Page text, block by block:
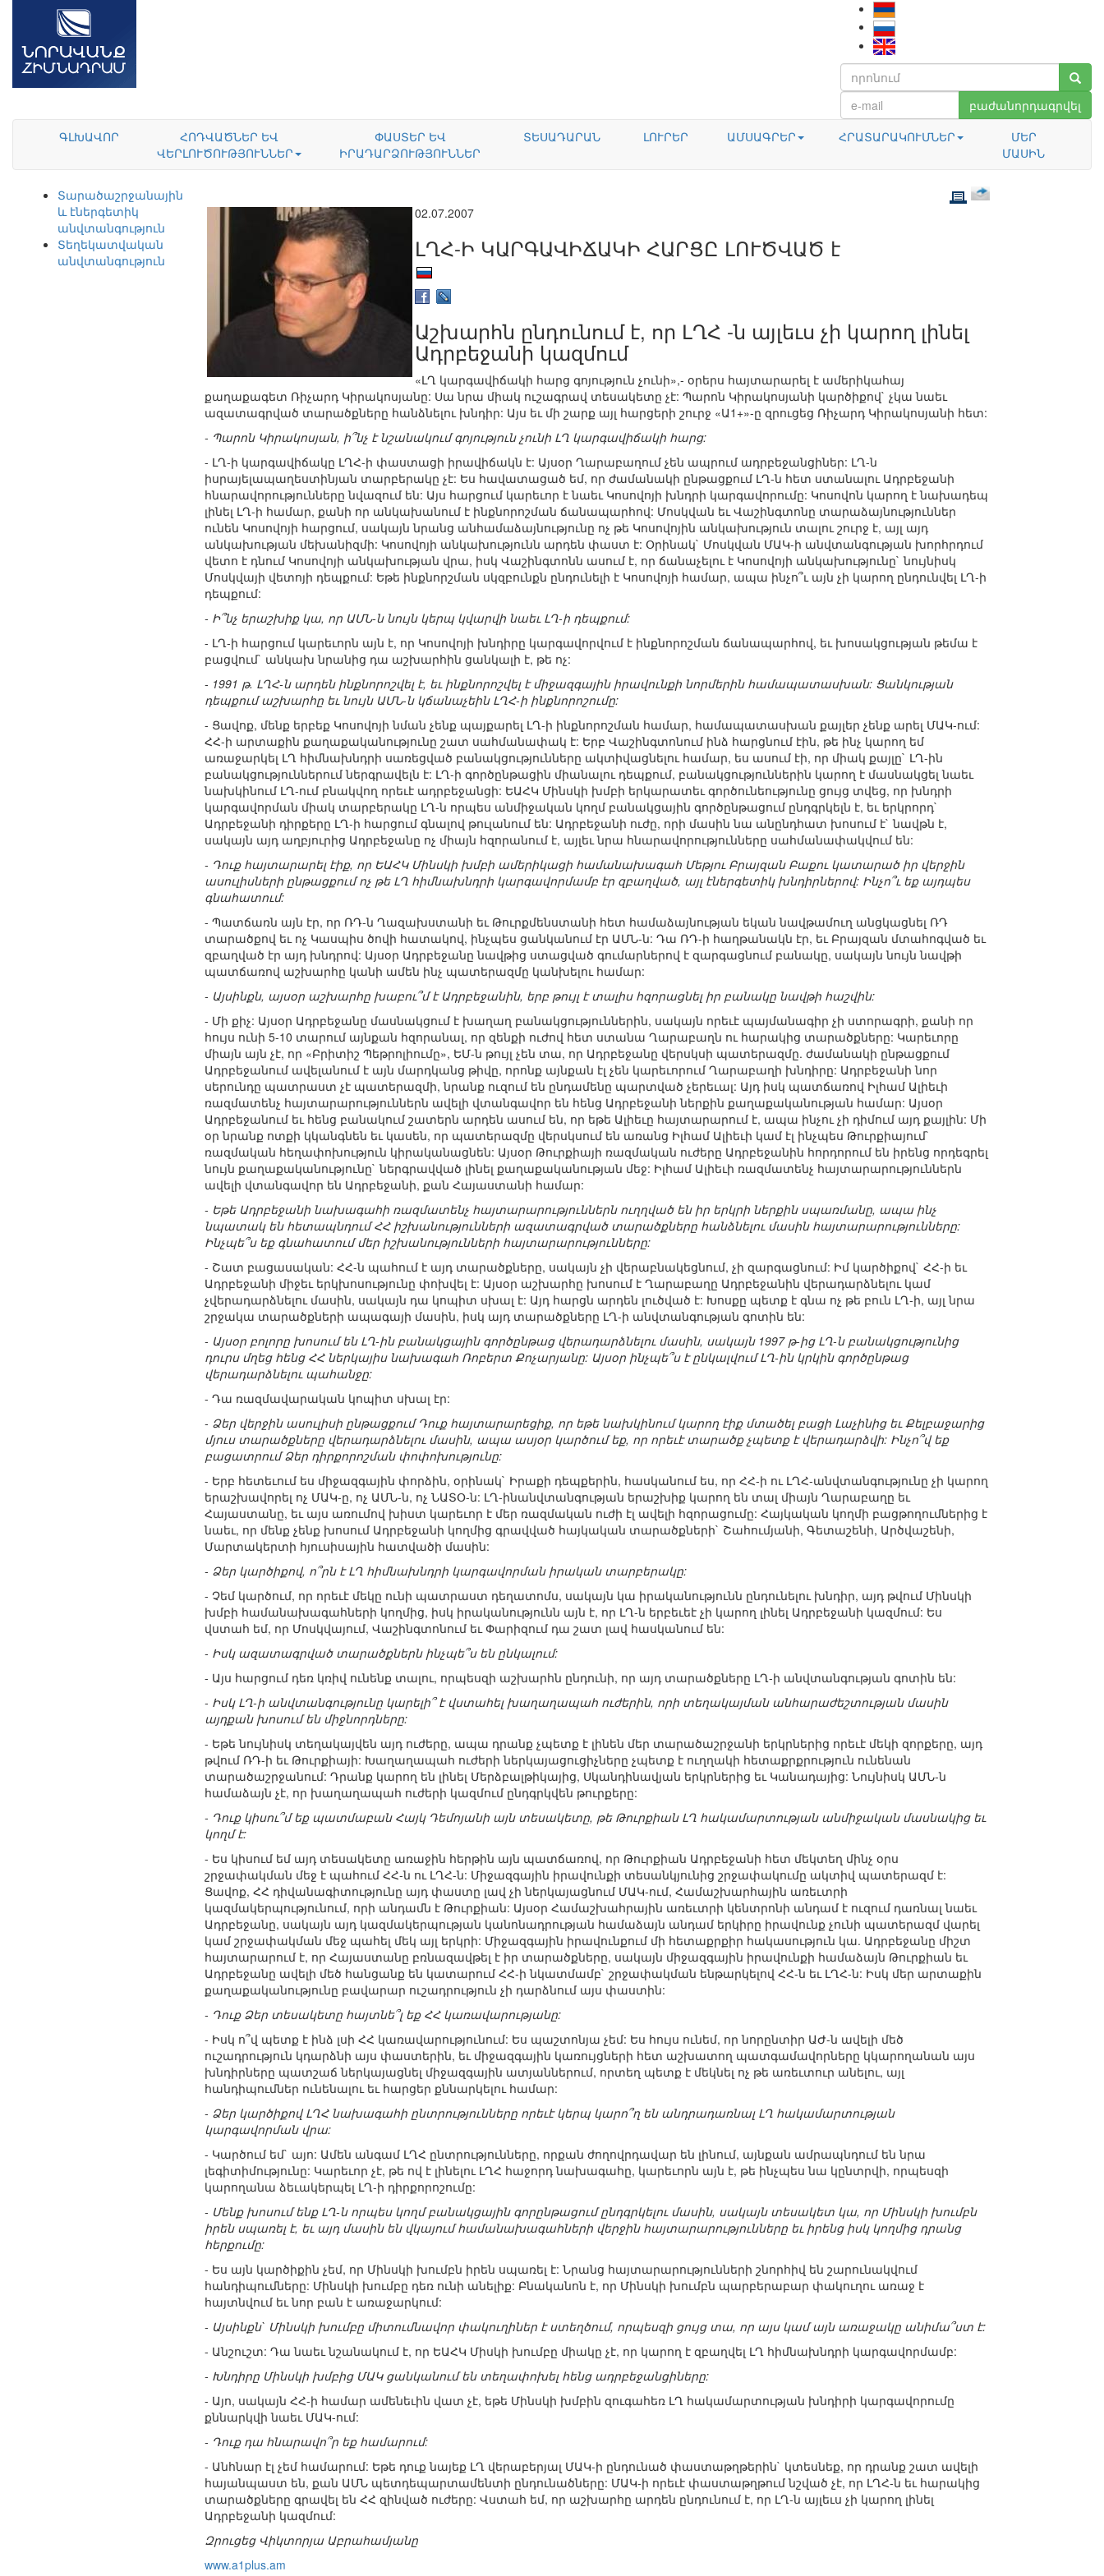
բաժանորդագրվել
ԳԼԽԱՎՈՐ
ՀՈԴՎԱԾՆԵՐ ԵՎ
ՎԵՐԼՈՒԾՈՒԹՅՈՒՆՆԵՐ
ՓԱՍՏԵՐ ԵՎ
ԻՐԱԴԱՐՁՈՒԹՅՈՒՆՆԵՐ
ՏԵՍԱԴԱՐԱՆ ԼՈՒՐԵՐ ԱՄՍԱԳՐԵՐ ՀՐԱՏԱՐԱԿՈՒՄՆԵՐ
ՄԵՐ
ՄԱՍԻՆ
Տարածաշրջանային
և էներգետիկ
անվտանգություն
Տեղեկատվական
անվտանգություն
02.07.2007
ԼՂՀ-Ի ԿԱՐԳԱՎԻՃԱԿԻ ՀԱՐՑԸ ԼՈՒԾՎԱԾ է
Աշխարհն ընդունում է, որ ԼՂՀ -ն այլեւս չի կարող լինել
Ադրբեջանի կազմում
«ԼՂ կարգավիճակի հարց գոյություն չունի»,- օրերս հայտարարել է ամերիկահայ
քաղաքագետ Ռիչարդ Կիրակոսյանը: Սա նրա միակ ուշագրավ տեսակետը չէ: Պարոն Կիրակոսյանի կարծիքով` չկա նաեւ
ազատագրված տարածքները հանձնելու խնդիր: Այս եւ մի շարք այլ հարցերի շուրջ «Ա1+»-ը զրուցեց Ռիչարդ Կիրակոսյանի հետ:
- Պարոն Կիրակոսյան, ի՞նչ է նշանակում գոյություն չունի ԼՂ կարգավիճակի հարց:
- ԼՂ-ի կարգավիճակը ԼՂՀ-ի փաստացի իրավիճակն է: Այսօր Ղարաբաղում չեն ապրում ադրբեջանցիներ: ԼՂ-ն
իսրայելապաղեստինյան տարբերակը չէ: Ես հավատացած եմ, որ ժամանակի ընթացքում ԼՂ-ն հետ ստանալու Ադրբեջանի
հնարավորությունները նվազում են: Այս հարցում կարեւոր է նաեւ Կոսովոյի խնդրի կարգավորումը: Կոսովոն կարող է նախադեպ
լինել ԼՂ-ի համար, քանի որ անկախանում է ինքնորոշման ճանապարհով: Մոսկվան եւ Վաշինգտոնը տարաձայնություններ
ունեն Կոսովոյի հարցում, սակայն նրանց անհամաձայնությունը ոչ թե Կոսովոյին անկախություն տալու շուրջ է, այլ այդ
անկախության մեխանիզմի: Կոսովոյի անկախությունն արդեն փաստ է: Օրինակ` Մոսկվան ՄԱԿ-ի անվտանգության խորհրդում
վետո է դնում Կոսովոյի անկախության վրա, իսկ Վաշինգտոնն ասում է, որ ճանաչելու է Կոսովոյի անկախությունը` նույնիսկ
Մոսկվայի վետոյի դեպքում: Եթե ինքնորշման սկզբունքն ընդունելի է Կոսովոյի համար, ապա ինչո՞ւ այն չի կարող ընդունվել ԼՂ-ի
դեպքում:
- Ի՞նչ երաշխիք կա, որ ԱՄՆ-ն նույն կերպ կվարվի նաեւ ԼՂ-ի դեպքում:
- ԼՂ-ի հարցում կարեւորն այն է, որ Կոսովոյի խնդիրը կարգավորվում է ինքնորոշման ճանապարհով, եւ խոսակցության թեմա է
բացվում` անկախ նրանից դա աշխարհին ցանկալի է, թե ոչ:
- 1991 թ. ԼՂՀ-ն արդեն ինքնորոշվել է, եւ ինքնորոշվել է միջազգային իրավունքի նորմերին համապատասխան: Ցանկության
դեպքում աշխարհը եւ նույն ԱՄՆ-ն կճանաչեին ԼՂՀ-ի ինքնորոշումը:
- Ցավոք, մենք երբեք Կոսովոյի նման չենք պայքարել ԼՂ-ի ինքնորոշման համար, համապատասխան քայլեր չենք արել ՄԱԿ-ում:
ՀՀ-ի արտաքին քաղաքականությունը շատ սահմանափակ է: Երբ Վաշինգտոնում ինձ հարցնում էին, թե ինչ կարող եմ
առաջարկել ԼՂ հիմնախնդրի սառեցված բանակցությունները ակտիվացնելու համար, ես ասում էի, որ միակ քայլը` ԼՂ-ին
բանակցություններում ներգրավելն է: ԼՂ-ի գործընթացին միանալու դեպքում, բանակցություններին կարող է մասնակցել նաեւ
նախկինում ԼՂ-ում բնակվող որեւէ ադրբեջանցի: ԵԱՀԿ Մինսկի խմբի երկարատեւ գործունեությունը ցույց տվեց, որ խնդրի
կարգավորման միակ տարբերակը ԼՂ-ն որպես անմիջական կողմ բանակցային գործընթացում ընդգրկելն է, եւ երկրորդ`
Ադրբեջանի դիրքերը ԼՂ-ի հարցում գնալով թուլանում են: Ադրբեջանի ուժը, որի մասին նա անընդհատ խոսում է` նավթն է,
սակայն այդ աղբյուրից Ադրբեջանը ոչ միայն հզորանում է, այլեւ նրա հնարավորությունները սահմանափակվում են:
- Դուք հայտարարել էիք, որ ԵԱՀԿ Մինսկի խմբի ամերիկացի համանախագահ Մեթյու Բրայզան Բաքու կատարած իր վերջին
ասուլիսների ընթացքում ոչ թե ԼՂ հիմնախնդրի կարգավորմամբ էր զբաղված, այլ էներգետիկ խնդիրներով: Ինչո՞ւ եք այդպես
գնահատում:
- Պատճառն այն էր, որ ՌԴ-ն Ղազախստանի եւ Թուրքմենստանի հետ համաձայնության եկան նավթամուղ անցկացնել ՌԴ
տարածքով եւ ոչ Կասպիս ծովի հատակով, ինչպես ցանկանում էր ԱՄՆ-ն: Դա ՌԴ-ի հաղթանակն էր, եւ Բրայզան մտահոգված եւ
զբաղված էր այդ խնդրով: Այսօր Ադրբեջանը նավթից ստացված գումարներով է զարգացնում բանակը, սակայն նույն նավթի
պատճառով աշխարհը կանի ամեն ինչ պատերազմը կանխելու համար:
- Այսինքն, այսօր աշխարհը խաբու՞մ է Ադրբեջանին, երբ թույլ է տալիս հզորացնել իր բանակը նավթի հաշվին:
- Մի քիչ: Այսօր Ադրբեջանը մասնակցում է խաղաղ բանակցություններին, սակայն որեւէ պայմանագիր չի ստորագրի, քանի որ
հույս ունի 5-10 տարում այնքան հզորանալ, որ զենքի ուժով հետ ստանա Ղարաբաղն ու հարակից տարածքները: Կարեւորը
միայն այն չէ, որ «Բրիտիշ Պեթրոլիումը», ԵՄ-ն թույլ չեն տա, որ Ադրբեջանը վերսկսի պատերազմը. ժամանակի ընթացքում
Ադրբեջանում ավելանում է այն մարդկանց թիվը, որոնք այնքան էլ չեն կարեւորում Ղարաբաղի խնդիրը: Ադրբեջանի նոր
սերունդը պատրաստ չէ պատերազմի, նրանք ուզում են ընդամենը պարտված չերեւալ: Այդ իսկ պատճառով Իլհամ Ալիեւի
ռազմատենչ հայտարարություններն ավելի վտանգավոր են հենց Ադրբեջանի ներքին քաղաքականության համար: Այսօր
Ադրբեջանում եւ հենց բանակում շատերն արդեն ասում են, որ եթե Ալիեւը հայտարարում է, ապա ինչու չի դիմում այդ քայլին: Մի
օր նրանք ոտքի կկանգնեն եւ կասեն, որ պատերազմը վերսկսում են առանց Իլհամ Ալիեւի կամ էլ ինչպես Թուրքիայում`
ռազմական հեղափոխություն կիրականացնեն: Այսօր Թուրքիայի ռազմական ուժերը Ադրբեջանին հորդորում են իրենց որդեգրել
նույն քաղաքականությունը` ներգրավված լինել քաղաքականության մեջ: Իլհամ Ալիեւի ռազմատենչ հայտարարություններն
ավելի վտանգավոր են Ադրբեջանի, քան Հայաստանի համար:
- Եթե Ադրբեջանի նախագահի ռազմատենչ հայտարարություններն ուղղված են իր երկրի ներքին սպառմանը, ապա ինչ
նպատակ են հետապնդում ՀՀ իշխանությունների ազատագրված տարածքները հանձնելու մասին հայտարարությունները:
Ինչպե՞ս եք գնահատում մեր իշխանությունների հայտարարությունները:
- Շատ բացասական: ՀՀ-ն պահում է այդ տարածքները, սակայն չի վերաբնակեցնում, չի զարգացնում: Իմ կարծիքով` ՀՀ-ի եւ
Ադրբեջանի միջեւ երկխոսությունը փոխվել է: Այսօր աշխարհը խոսում է Ղարաբաղը Ադրբեջանին վերադարձնելու կամ
չվերադարձնելու մասին, սակայն դա կոպիտ սխալ է: Այդ հարցն արդեն լուծված է: Խոսքը պետք է գնա ոչ թե բուն ԼՂ-ի, այլ նրա
շրջակա տարածքների ապագայի մասին, իսկ այդ տարածքները ԼՂ-ի անվտանգության գոտին են:
- Այսօր բոլորը խոսում են ԼՂ-ին բանակցային գործընթաց վերադարձնելու մասին, սակայն 1997 թ-ից ԼՂ-ն բանակցությունից
դուրս մղեց հենց ՀՀ ներկայիս նախագահ Ռոբերտ Քոչարյանը: Այսօր ինչպե՞ս է ընկալվում ԼՂ-ին կրկին գործընթաց
վերադարձնելու պահանջը:
- Դա ռազմավարական կոպիտ սխալ էր:
- Ձեր վերջին ասուլիսի ընթացքում Դուք հայտարարեցիք, որ եթե նախկինում կարող էիք մտածել բացի Լաչինից եւ Քելբաջարից
մյուս տարածքները վերադարձնելու մասին, ապա ասյօր կարծում եք, որ որեւէ տարածք չպետք է վերադարձվի: Ինչո՞վ եք
բացատրում Ձեր դիրքորոշման փոփոխությունը:
- Երբ հետեւում ես միջազգային փորձին, օրինակ` Իրաքի դեպքերին, հասկանում ես, որ ՀՀ-ի ու ԼՂՀ-անվտանգությունը չի կարող
երաշխավորել ոչ ՄԱԿ-ը, ոչ ԱՄՆ-ն, ոչ ՆԱՏՕ-ն: ԼՂ-ինանվտանգության երաշխիք կարող են տալ միայն Ղարաբաղը եւ
Հայաստանը, եւ այս առումով խիստ կարեւոր է մեր ռազմական ուժի էլ ավելի հզորացումը: Հայկական կողմի բացթողումներից է
նաեւ, որ մենք չենք խոսում Ադրբեջանի կողմից գրավված հայկական տարածքների` Շահումյանի, Գետաշենի, Արծվաշենի,
Մարտակերտի հյուսիսային հատվածի մասին:
- Ձեր կարծիքով, ո՞րն է ԼՂ հիմնախնդրի կարգավորման իրական տարբերակը:
- Չեմ կարծում, որ որեւէ մեկը ունի պատրաստ դեղատոմս, սակայն կա իրականությունն ընդունելու խնդիր, այդ թվում Մինսկի
խմբի համանախագահների կողմից, իսկ իրականությունն այն է, որ ԼՂ-ն երբեւեէ չի կարող լինել Ադրբեջանի կազմում: Ես
վստահ եմ, որ Մոսկվայում, Վաշինգտոնում եւ Փարիզում դա շատ լավ հասկանում են:
- Իսկ ազատագրված տարածքներն ինչպե՞ս են ընկալում:
- Այս հարցում դեռ կռիվ ունենք տալու, որպեսզի աշխարհն ընդունի, որ այդ տարածքները ԼՂ-ի անվտանգության գոտին են:
- Իսկ ԼՂ-ի անվտանգությունը կարելի՞ է վստահել խաղաղապահ ուժերին, որի տեղակայման անհարաժեշտության մասին
այդքան խոսում են միջնորդները:
- Եթե նույնիսկ տեղակայվեն այդ ուժերը, ապա դրանք չպետք է լինեն մեր տարածաշրջանի երկրներից որեւէ մեկի զորքերը, այդ
թվում ՌԴ-ի եւ Թուրքիայի: Խաղաղապահ ուժերի ներկայացուցիչները չպետք է ուղղակի հետաքրքրություն ունենան
տարածաշրջանում: Դրանք կարող են լինել Մերձբալթիկայից, Սկանդինավյան երկրներից եւ Կանադայից: Նույնիսկ ԱՄՆ-ն
համաձայն չէ, որ խաղաղապահ ուժերի կազմում ընդգրկվեն թուրքերը:
- Դուք կիսու՞մ եք պատմաբան Հայկ Դեմոյանի այն տեսակետը, թե Թուրքիան ԼՂ հակամարտության անմիջական մասնակից եւ
կողմ է:
- Ես կիսում եմ այդ տեսակետը առաջին հերթին այն պատճառով, որ Թուրքիան Ադրբեջանի հետ մեկտեղ մինչ օրս
շրջափակման մեջ է պահում ՀՀ-ն ու ԼՂՀ-ն: Միջազգային իրավունքի տեսանկյունից շրջափակումը ակտիվ պատերազմ է:
Ցավոք, ՀՀ դիվանագիտությունը այդ փաստը լավ չի ներկայացնում ՄԱԿ-ում, Համաշխարհային առեւտրի
կազմակերպությունում, որի անդամն է Թուրքիան: Այսօր Համաշխահրային առեւտրի կենտրոնի անդամ է ուզում դառնալ նաեւ
Ադրբեջանը, սակայն այդ կազմակերպության կանոնադրության համաձայն անդամ երկիրը իրավունք չունի պատերազմ վարել
կամ շրջափակման մեջ պահել մեկ այլ երկրի: Միջազգային իրավունքում մի հետաքրքիր հակասություն կա. Ադրբեջանը միշտ
հայտարարում է, որ Հայաստանը բռնազավթել է իր տարածքները, սակայն միջազգային իրավունքի համաձայն Թուրքիան եւ
Ադրբեջանը ավելի մեծ հանցանք են կատարում ՀՀ-ի նկատմամբ` շրջափակման ենթարկելով ՀՀ-ն եւ ԼՂՀ-ն: Իսկ մեր արտաքին
քաղաքականությունը բավարար ուշադրություն չի դարձնում այս փաստին:
- Դուք Ձեր տեսակետը հայտնե՞լ եք ՀՀ կառավարությանը:
- Իսկ ո՞վ պետք է ինձ լսի ՀՀ կառավարությունում: Ես պաշտոնյա չեմ: Ես հույս ունեմ, որ նորընտիր ԱԺ-ն ավելի մեծ
ուշադրություն կդարձնի այս փաստերին, եւ միջազգային կառույցների հետ աշխատող պատգամավորները կկարողանան այս
խնդիրները պատշաճ ներկայացնել միջազգային ատյաններում, որտեղ պետք է մեկնել ոչ թե առեւտուր անելու, այլ
հանդիպումներ ունենալու եւ հարցեր քննարկելու համար:
- Ձեր կարծիքով ԼՂՀ նախագահի ընտրությունները որեւէ կերպ կարո՞ղ են անդրադառնալ ԼՂ հակամարտության
կարգավորման վրա:
- Կարծում եմ` այո: Ամեն անգամ ԼՂՀ ընտրությունները, որքան ժողովրդավար են լինում, այնքան ամրապնդում են նրա
լեգիտիմությունը: Կարեւոր չէ, թե ով է լինելու ԼՂՀ հաջորդ նախագահը, կարեւորն այն է, թե ինչպես նա կընտրվի, որպեսզի
կարողանա ձեւակերպել ԼՂ-ի դիրքորոշումը:
- Մենք խոսում ենք ԼՂ-ն որպես կողմ բանակցային գորընթացում ընդգրկելու մասին, սակայն տեսակետ կա, որ Մինսկի խումբն
իրեն սպառել է, եւ այդ մասին են վկայում համանախագահների վերջին հայտարարությունները եւ իրենց իսկ կողմից դրանց
հերքումը:
- Ես այն կարծիքին չեմ, որ Մինսկի խումբն իրեն սպառել է: Նրանց հայտարարությունների շնորհիվ են շարունակվում
հանդիպումները: Մինսկի խումբը դեռ ունի անելիք: Բնականոն է, որ Մինսկի խումբն պարբերաբար փակուղու առաջ է
հայտնվում եւ նոր բան է առաջարկում:
- Այսինքն` Մինսկի խումբը միտումնավոր փակուղիներ է ստեղծում, որպեսզի ցույց տա, որ այս կամ այն առաջակը անիմա՞ստ է:
- Անշուշտ: Դա նաեւ նշանակում է, որ ԵԱՀԿ Միսկի խումբը միակը չէ, որ կարող է զբաղվել ԼՂ հիմնախնդրի կարգավորմամբ:
- Խնդիրը Մինսկի խմբից ՄԱԿ ցանկանում են տեղափոխել հենց ադրբեջանցիները:
- Այո, սակայն ՀՀ-ի համար ամենեւին վատ չէ, եթե Մինսկի խմբին զուգահեռ ԼՂ հակամարտության խնդիրի կարգավորումը
քննարկվի նաեւ ՄԱԿ-ում:
- Դուք դա հնարավո՞ր եք համարում:
- Անհնար էլ չեմ համարում: Եթե դուք նայեք ԼՂ վերաբերյալ ՄԱԿ-ի ընդունած փաստաթղթերին` կտեսնեք, որ դրանք շատ ավելի
հայանպաստ են, քան ԱՄՆ պետդեպարտամենտի ընդունածները: ՄԱԿ-ի որեւէ փաստաթղթում նշված չէ, որ ԼՂՀ-ն եւ հարակից
տարածքները գրավել են ՀՀ զինված ուժերը: Վստահ եմ, որ աշխարհը արդեն ընդունում է, որ ԼՂ-ն այլեւս չի կարող լինել
Ադրբեջանի կազմում:
Զրուցեց Վիկտորյա Աբրահամյանը
www.a1plus.am